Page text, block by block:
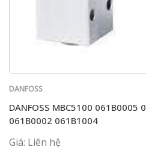
DANFOSS
DANFOSS MBC5100 061B0005
061B0002 061B1004
Giá: Liên hệ